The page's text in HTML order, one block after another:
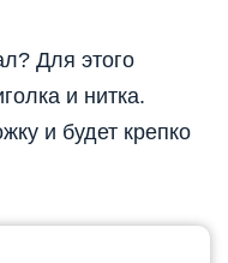
Для этого
и нитка.
и будет крепко